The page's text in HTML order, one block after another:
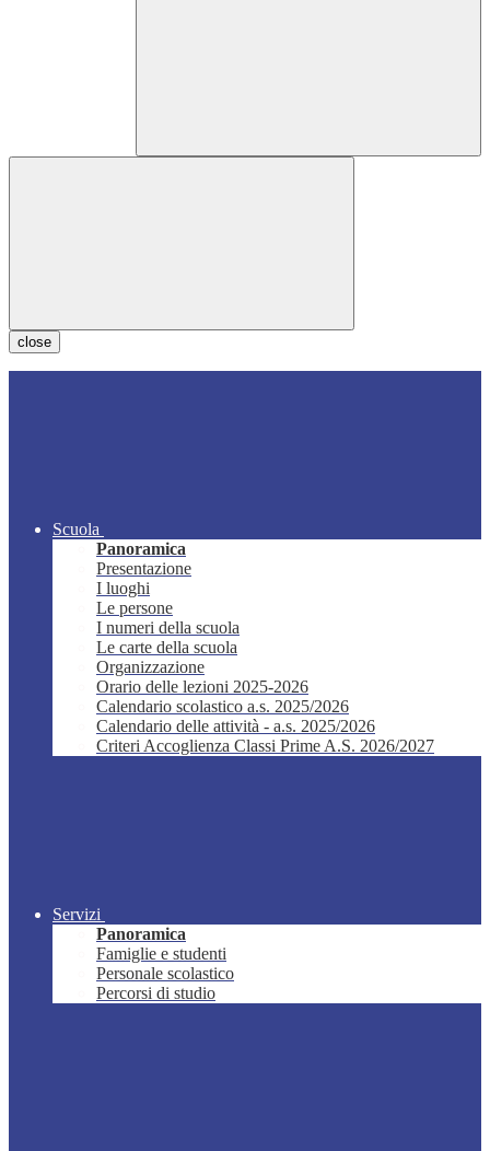
close
Scuola
Panoramica
Presentazione
I luoghi
Le persone
I numeri della scuola
Le carte della scuola
Organizzazione
Orario delle lezioni 2025-2026
Calendario scolastico a.s. 2025/2026
Calendario delle attività - a.s. 2025/2026
Criteri Accoglienza Classi Prime A.S. 2026/2027
Servizi
Panoramica
Famiglie e studenti
Personale scolastico
Percorsi di studio